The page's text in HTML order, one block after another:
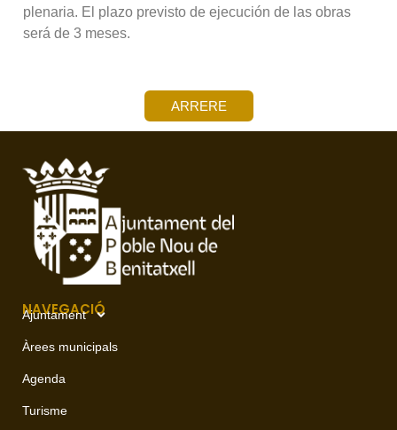
plenaria. El plazo previsto de ejecución de las obras
será de 3 meses.
ARRERE
NAVEGACIÓ
Ajuntament
Àrees municipals
Agenda
Turisme